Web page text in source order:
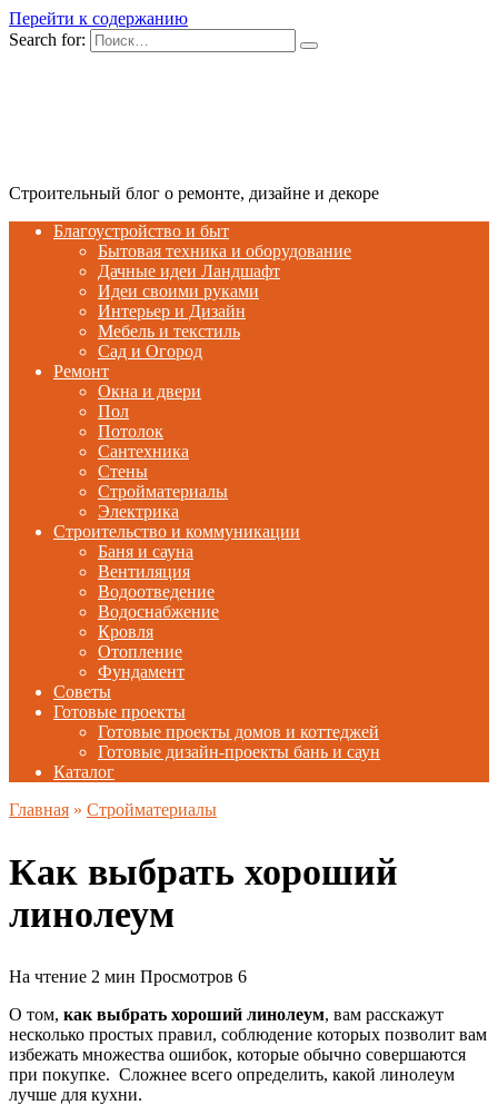
Перейти к содержанию
Search for:
Строительный блог о ремонте, дизайне и декоре
Благоустройство и быт
Бытовая техника и оборудование
Дачные идеи Ландшафт
Идеи своими руками
Интерьер и Дизайн
Мебель и текстиль
Сад и Огород
Ремонт
Окна и двери
Пол
Потолок
Сантехника
Стены
Стройматериалы
Электрика
Строительство и коммуникации
Баня и сауна
Вентиляция
Водоотведение
Водоснабжение
Кровля
Отопление
Фундамент
Советы
Готовые проекты
Готовые проекты домов и коттеджей
Готовые дизайн-проекты бань и саун
Каталог
Главная » Стройматериалы
Как выбрать хороший
линолеум
На чтение 2 мин Просмотров 6
О том, как выбрать хороший линолеум, вам расскажут
несколько простых правил, соблюдение которых позволит вам
избежать множества ошибок, которые обычно совершаются
при покупке. Сложнее всего определить, какой линолеум
лучше для кухни.